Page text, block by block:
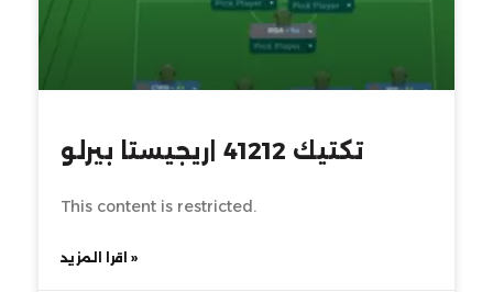
تكتيك 41212 |ريجيستا بيرلو
This content is restricted.
اقرا المزيد »